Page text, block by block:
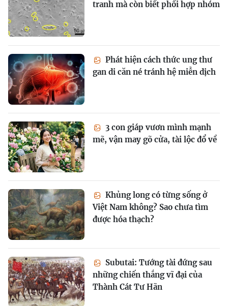
tranh mà còn biết phối hợp nhóm
Phát hiện cách thức ung thư
gan di căn né tránh hệ miễn dịch
3 con giáp vươn mình mạnh
mẽ, vận may gõ cửa, tài lộc đổ về
Khủng long có từng sống ở
Việt Nam không? Sao chưa tìm
được hóa thạch?
Subutai: Tướng tài đứng sau
những chiến thắng vĩ đại của
Thành Cát Tư Hãn